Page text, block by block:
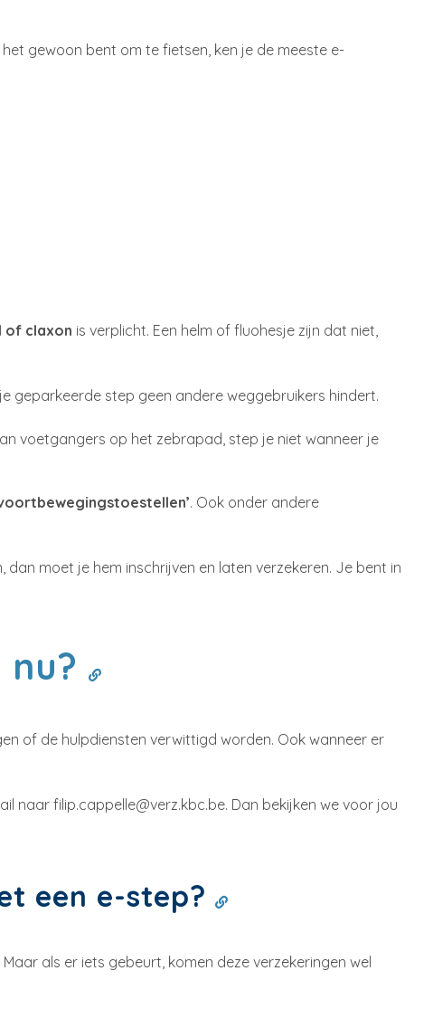
het gewoon bent om te fietsen, ken je de meeste e-
of claxon is verplicht. Een helm of fluohesje zijn dat niet,
geparkeerde step geen andere weggebruikers hindert.
voetgangers op het zebrapad, step je niet wanneer je
. Ook onder andere
moet je hem inschrijven en laten verzekeren. Je bent in
of de hulpdiensten verwittigd worden. Ook wanneer er
naar filip.cappelle@verz.kbc.be. Dan bekijken we voor jou
een e-step?
Maar als er iets gebeurt, komen deze verzekeringen wel